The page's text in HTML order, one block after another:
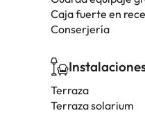
Caja fuerte en
Conserjería
Terraza
Terraza solarium